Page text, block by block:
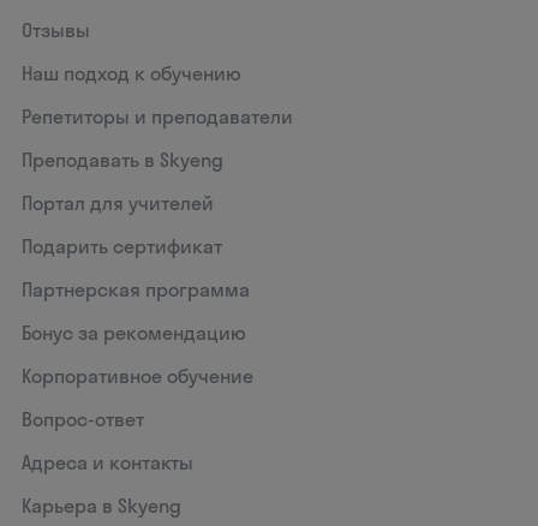
Отзывы
Наш подход к обучению
Репетиторы и преподаватели
Преподавать в Skyeng
Портал для учителей
Подарить сертификат
Партнерская программа
Бонус за рекомендацию
Корпоративное обучение
Вопрос-ответ
Адреса и контакты
Карьера в Skyeng